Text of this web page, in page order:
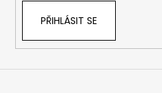
PŘIHLÁSIT SE